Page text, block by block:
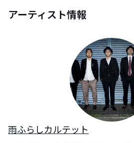
アーティスト情報
雨ふらしカルテット